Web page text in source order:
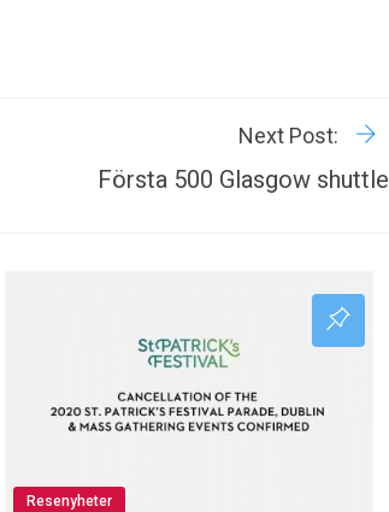
Next Post:
Första 500 Glasgow shuttle
Resenyheter